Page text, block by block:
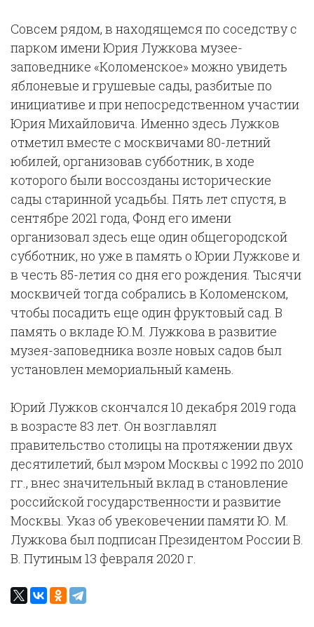
Совсем рядом, в находящемся по соседству с
парком имени Юрия Лужкова музее-
заповеднике «Коломенское» можно увидеть
яблоневые и грушевые сады, разбитые по
инициативе и при непосредственном участии
Юрия Михайловича. Именно здесь Лужков
отметил вместе с москвичами 80-летний
юбилей, организовав субботник, в ходе
которого были воссозданы исторические
сады старинной усадьбы. Пять лет спустя, в
сентябре 2021 года, Фонд его имени
организовал здесь еще один общегородской
субботник, но уже в память о Юрии Лужкове и
в честь 85-летия со дня его рождения. Тысячи
москвичей тогда собрались в Коломенском,
чтобы посадить еще один фруктовый сад. В
память о вкладе Ю.М. Лужкова в развитие
музея-заповедника возле новых садов был
установлен мемориальный камень.
Юрий Лужков скончался 10 декабря 2019 года
в возрасте 83 лет. Он возглавлял
правительство столицы на протяжении двух
десятилетий, был мэром Москвы с 1992 по 2010
гг., внес значительный вклад в становление
российской государственности и развитие
Москвы. Указ об увековечении памяти Ю. М.
Лужкова был подписан Президентом России В.
В. Путиным 13 февраля 2020 г.